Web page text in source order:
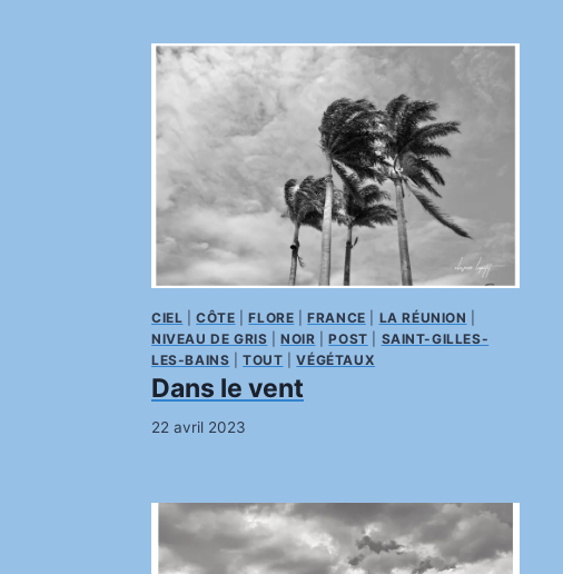
CIEL |CÔTE |FLORE |FRANCE LA RÉUNION
NIVEAU DE GRIS |NOIR |POST
SAINT-GILLES-
LES-BAINS |TOUT |VÉGÉTAUX
Dans le vent
22 avril 2023